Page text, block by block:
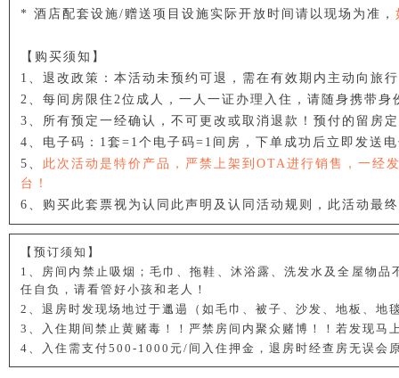
* 酒店配套设施/赠送项目设施实际开放时间请以现场为准，
【购买须知】
1、退改政策：本活动未预约可退，需在有效期内主动向旅
2、每间房限住2位成人，一人一证办理入住，请随身携带身
3、所有预定一经确认，不可更改或取消退款！预付的留房
4、电子码：1套=1个电子码=1间房，下单成功后立即发送
5、 此次活动是特价产品，严禁上架到OTA进行销售，一经
台！
6、购买此套票视为认同此声明及认同活动规则，此活动最
【预订须知】
1、房间内禁止吸烟；毛巾、拖鞋、沐浴露、洗发水及全屋物
任自负，请看管好小孩和老人！
2、退房时发现场地过于邋遢（如毛巾、被子、沙发、地板、
3、入住期间禁止黄赌毒！！严禁房间内聚众赌博！！若发现马
4、入住需支付500-1000元/间入住押金，退房时经查房无误会